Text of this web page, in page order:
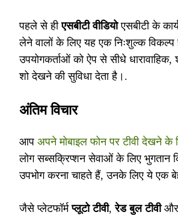
पहले से हीएसबीटी वीडियोएसबीटी के
लेने वालों के लिए यह एक निःशुल्क विकल्प
उपयोगकर्ताओं को ऐप से सीधे
शो देखने की सुविधा देता है।.
अंतिम विचार
आप अपने मोबाइल फोन पर टीवी देखने के
लोग सब्सक्रिप्शन सेवाओं के लिए भुगतान
उपभोग करना चाहते हैं, उनके लिए ये एक
जैसे प्लेटफॉर्मप्लूटो टीवी,रेड बुल टीवी